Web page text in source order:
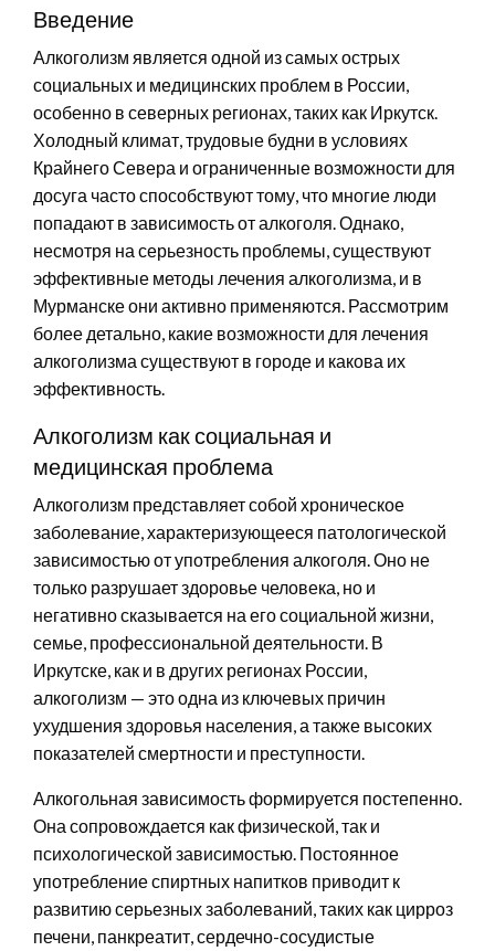
Введение
Алкоголизм является одной из самых острых
социальных и медицинских проблем в России,
особенно в северных регионах, таких как Иркутск.
Холодный климат, трудовые будни в условиях
Крайнего Севера и ограниченные возможности для
досуга часто способствуют тому, что многие люди
попадают в зависимость от алкоголя. Однако,
несмотря на серьезность проблемы, существуют
эффективные методы лечения алкоголизма, и в
Мурманске они активно применяются. Рассмотрим
более детально, какие возможности для лечения
алкоголизма существуют в городе и какова их
эффективность.
Алкоголизм как социальная и
медицинская проблема
Алкоголизм представляет собой хроническое
заболевание, характеризующееся патологической
зависимостью от употребления алкоголя. Оно не
только разрушает здоровье человека, но и
негативно сказывается на его социальной жизни,
семье, профессиональной деятельности. В
Иркутске, как и в других регионах России,
алкоголизм — это одна из ключевых причин
ухудшения здоровья населения, а также высоких
показателей смертности и преступности.
Алкогольная зависимость формируется постепенно.
Она сопровождается как физической, так и
психологической зависимостью. Постоянное
употребление спиртных напитков приводит к
развитию серьезных заболеваний, таких как цирроз
печени, панкреатит, сердечно-сосудистые